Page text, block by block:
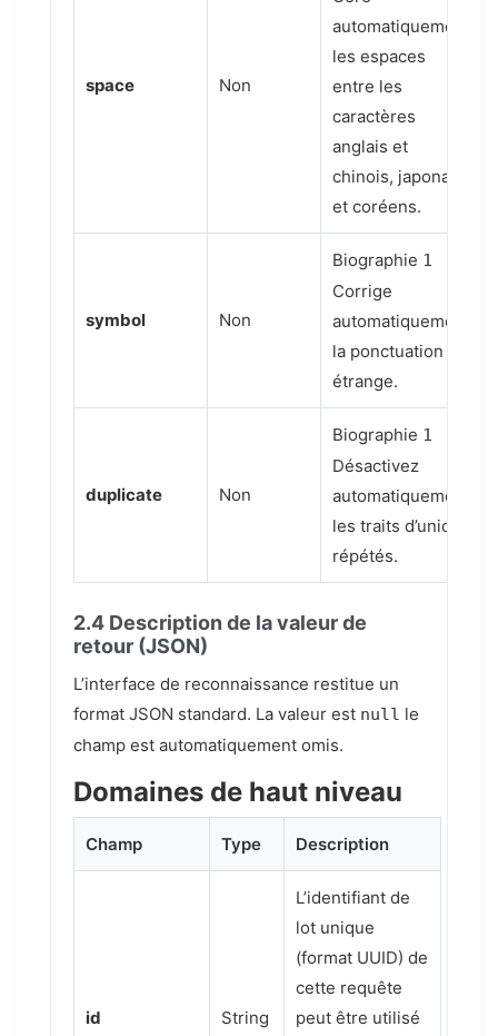
space Non
automatiquement
les espaces
entre les
caractères
anglais et
chinois, japonais
et coréens.
symbol Non
Biographie 1
Corrige
automatiquement
la ponctuation
étrange.
duplicate Non
Biographie 1
Désactivez
automatiquement
les traits d’union
répétés.
2.4 Description de la valeur de
retour (JSON)
L’interface de reconnaissance restitue un
format JSON standard. La valeur est null le
champ est automatiquement omis.
Domaines de haut niveau
Champ Type Description
id String
L’identifiant de
lot unique
(format UUID) de
cette requête
peut être utilisé